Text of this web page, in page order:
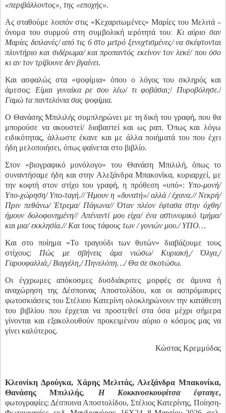
«περιβάλλοντος», της «εποχής».
Ας σταθούμε λοιπόν στις «Κεχαριτωμένες» Μαρίες του Μελιτά –
όνομα του συρμού στη συμβολική ιερότητά του: Κι αύριο σαν
Μαρίες διπλανές/ από τις 6 στο μετρό ξενυχτισμένες/ να σκέφτονται
πλυντήριο και σιδέρωμα/ και προπαντός εκείνον τον λεκέ/ που όσο
κι αν τον τρίβουνε δεν βγαίνει.
Και ασφαλώς στα «ψοφίμια» όπου ο λόγος του σκληρός και
άμεσος:
Είμαι γυναίκα ρε σου λέω/ τι φοβάσαι;/ Πυροβόλησε./
Γαμώ τα παντελόνια σας ψοφίμια.
Ο Θανάσης Μπιλιλής συμπληρώνει με τη δική του γραφή, που θα
μπορούσε να ακουστεί/ διαβαστεί και ως ραπ. Όπως και λόγω
ειδικότητας, άλλωστε έκανε και με άλλα ποιήματά του που έχει
ήδη μελοποιήσει, όπως φαίνεται στο βιβλίο.
Στον «βιογραφικό μονόλογο» του Θανάση Μπιλιλή, όπως το
συναντήσαμε ήδη και στην Αλεξάνδρα Μπακονίκα, κυριαρχεί, με
την κοφτή στον στίχο του γραφή, η πρόθεση «υπό»: Υπο-μονή/
Υπο-χώρηση/ Υπο-ταγή.// Ήμουν η «δυνατή»/ αλλά / έχανα.// Νεκρή/
Πριν πεθάνω/ Έτρεμα/ Πάγωνα// Όταν πλέον έφτασα στην όχθη/
ήμουν δολοφονημένη// Απέναντί μου είχα/ ένα αστυνομικό τμήμα/
και μια/ εκκλησία.// Και τους τάφους των / γονιών μου./ ΥΠΟ…
Και στο ποίημα «Το τραγούδι των θυτών» διαβάζουμε τους
στίχους: Πώς με σβήνεις άμα νιώσω/ Κυριακή,/ Όλγα,/
Γαρουφαλλιά,/ Βαγγέλη,/ Πηνελόπη…/ Θα σε σκοτώσω.
Οι έγχρωμες απόκοσμες δυσδιάκριτες μορφές σε άμυνα ή
αναχώρηση της Δέσποινας Αποστολίδου, και οι ασπρόμαυρες
φωτοσκιάσεις του Στέλιου Κατερίνη ολοκληρώνουν την κατάθεση
του βιβλίου που έρχεται να προστεθεί στα όσα μέχρι σήμερα
γίνονται και εξακολουθούν προκειμένου αύριο ο κόσμος μας να
γίνει καλύτερος.
Κώστας Κρεμμύδας
Κλεονίκη Δρούγκα, Χάρης Μελιτάς, Αλεξάνδρα Μπακονίκα,
Θανάσης Μπιλιλής, Η Κοκκινοσκουφίτσα έφταιγε,
φωτογραφίες: Δέσποινα Αποστολίδου, Στέλιος Κατερίνης, Ποίηση-